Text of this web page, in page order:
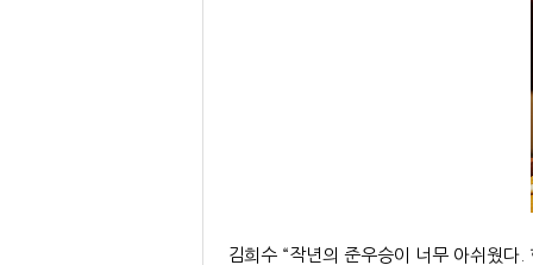
김희수 “작년의 준우승이 너무 아쉬웠